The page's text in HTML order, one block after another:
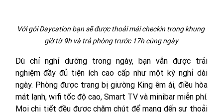
Với gói Daycation bạn sẽ được thoải mái checkin trong khung
giờ từ 9h và trả phòng trước 17h cùng ngày
Dù chỉ nghỉ dưỡng trong ngày, bạn vẫn được trải
nghiệm đầy đủ tiện ích cao cấp như một kỳ nghỉ dài
ngày. Phòng được trang bị giường King êm ái, điều hòa
mát lạnh, wifi tốc độ cao, Smart TV và minibar miễn phí.
Mọi chi tiết đều được chăm chút để mang đến sự thoải